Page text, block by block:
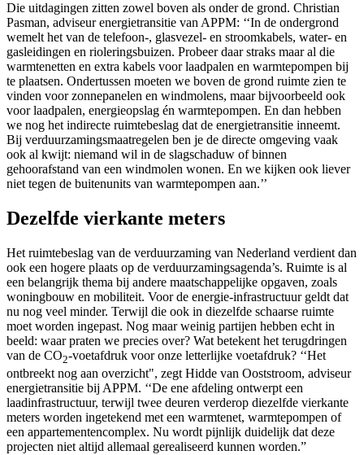
Die uitdagingen zitten zowel boven als onder de grond. Christian
Pasman, adviseur energietransitie van APPM: ‘‘In de ondergrond
wemelt het van de telefoon-, glasvezel- en stroomkabels, water- en
gasleidingen en rioleringsbuizen. Probeer daar straks maar al die
warmtenetten en extra kabels voor laadpalen en warmtepompen bij
te plaatsen. Ondertussen moeten we boven de grond ruimte zien te
vinden voor zonnepanelen en windmolens, maar bijvoorbeeld ook
voor laadpalen, energieopslag én warmtepompen. En dan hebben
we nog het indirecte ruimtebeslag dat de energietransitie inneemt.
Bij verduurzamingsmaatregelen ben je de directe omgeving vaak
ook al kwijt: niemand wil in de slagschaduw of binnen
gehoorafstand van een windmolen wonen. En we kijken ook liever
niet tegen de buitenunits van warmtepompen aan.’’
Dezelfde vierkante meters
Het ruimtebeslag van de verduurzaming van Nederland verdient dan
ook een hogere plaats op de verduurzamingsagenda’s. Ruimte is al
een belangrijk thema bij andere maatschappelijke opgaven, zoals
woningbouw en mobiliteit. Voor de energie-infrastructuur geldt dat
nu nog veel minder. Terwijl die ook in diezelfde schaarse ruimte
moet worden ingepast. Nog maar weinig partijen hebben echt in
beeld: waar praten we precies over? Wat betekent het terugdringen
van de CO2-voetafdruk voor onze letterlijke voetafdruk? ‘‘Het
ontbreekt nog aan overzicht", zegt Hidde van Ooststroom, adviseur
energietransitie bij APPM. ‘‘De ene afdeling ontwerpt een
laadinfrastructuur, terwijl twee deuren verderop diezelfde vierkante
meters worden ingetekend met een warmtenet, warmtepompen of
een appartementencomplex. Nu wordt pijnlijk duidelijk dat deze
projecten niet altijd allemaal gerealiseerd kunnen worden.”